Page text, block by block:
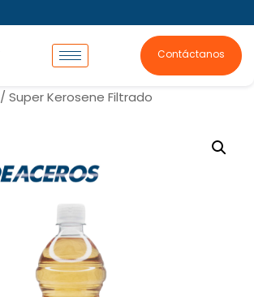
Contáctanos
/ Super Kerosene Filtrado